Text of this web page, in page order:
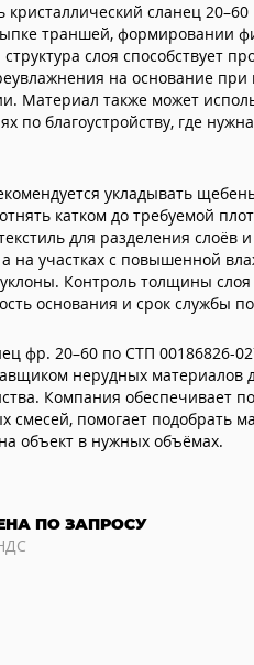
сланец
траншей, формировании
слоя способствует
на основание
Материал также может
по благоустройству, где
укладывать
катком до требуемой
для разделения слоёв
на участках с повышенной
Контроль толщины
основания и срок службы
фр. 20–60 по СТП 00186826-
нерудных материалов
Компания обеспечивает
смесей, помогает подобрать
объект в нужных объёмах.
ПО ЗАПРОСУ